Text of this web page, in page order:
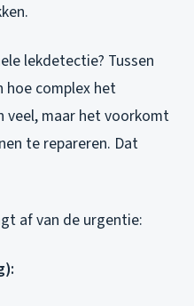
lekdetectie? Tussen
hoe complex het
veel, maar het voorkomt
te repareren. Dat
af van de urgentie: